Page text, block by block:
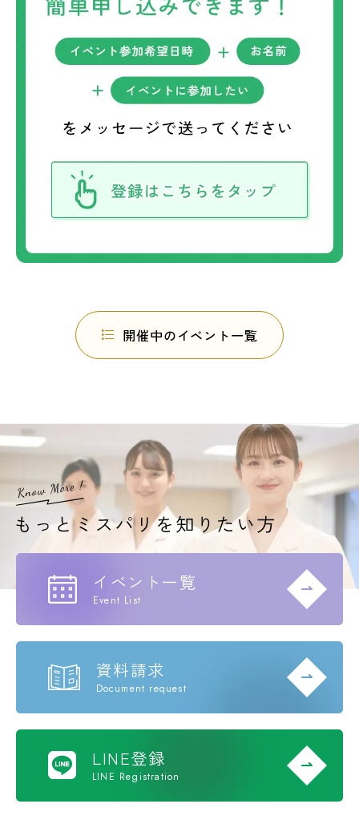
開催中のイベント一覧
イベント一覧
Event List
資料請求
Document request
LINE登録
LINE Registration